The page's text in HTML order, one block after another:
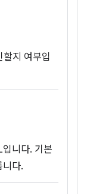
지 여부입
니다. 기본
니다.